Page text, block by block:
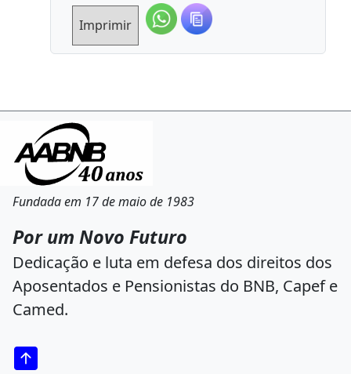
Imprimir
Fundada em 17 de maio de 1983
Por um Novo Futuro
Dedicação e luta em defesa dos direitos dos
Aposentados e Pensionistas do BNB, Capef e
Camed.